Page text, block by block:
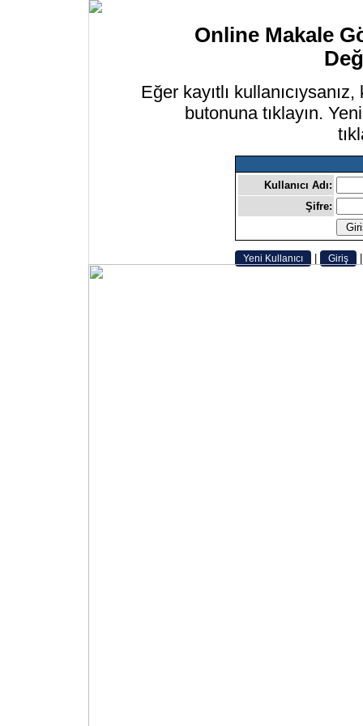
Online Makale
Eğer kayıtlı
butonuna tıklayın.
Kullanıcı Adı:
Şifre:
Yeni Kullanıcı | Giriş